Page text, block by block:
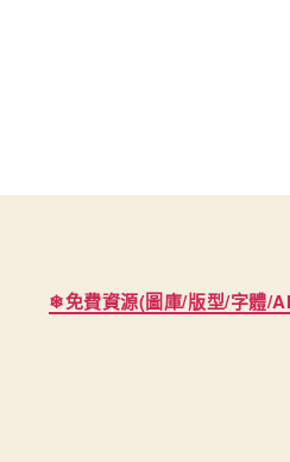
❄免費資源(圖庫/版型/字體/